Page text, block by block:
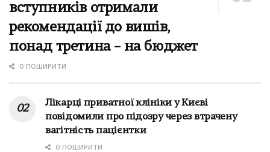
вступників отримали
рекомендації до вишів,
понад третина – на бюджет
0 ПОШИРИТИ
Лікарці приватної клініки у Києві
повідомили про підозру через втрачену
вагітність пацієнтки
0 ПОШИРИТИ